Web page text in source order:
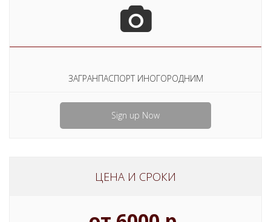
ЗАГРАНПАСПОРТ ИНОГОРОДНИМ
Sign up Now
ЦЕНА И СРОКИ